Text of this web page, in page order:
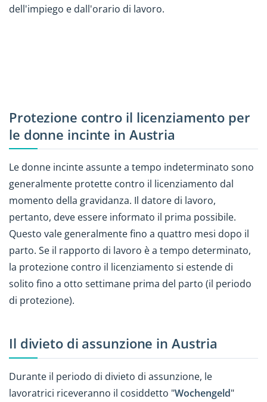
dell'impiego e dall'orario di lavoro.
Protezione contro il licenziamento per
le donne incinte in Austria
Le donne incinte assunte a tempo indeterminato sono
generalmente protette contro il licenziamento dal
momento della gravidanza. Il datore di lavoro,
pertanto, deve essere informato il prima possibile.
Questo vale generalmente fino a quattro mesi dopo il
parto. Se il rapporto di lavoro è a tempo determinato,
la protezione contro il licenziamento si estende di
solito fino a otto settimane prima del parto (il periodo
di protezione).
Il divieto di assunzione in Austria
Durante il periodo di divieto di assunzione, le
lavoratrici riceveranno il cosiddetto "Wochengeld"